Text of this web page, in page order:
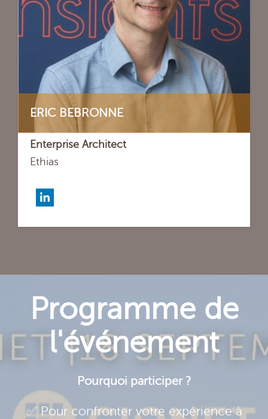
ERIC BEBRONNE
Enterprise Architect
Ethias
Programme de
l'événement
Pourquoi participer ?
✅ Pour confronter votre expérience à